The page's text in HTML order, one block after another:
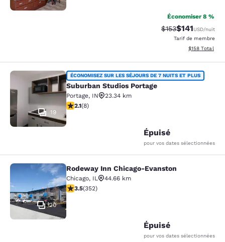
Économiser 8 %
Tarif barré :
$153Tarif réduit :
$141USD/nuit
Tarif de membre
Afficher les
$158 Total
Suburban Studios Portage
19
ÉCONOMISEZ SUR LES SÉJOURS DE 7 NUITS ET PLUS
Suburban Studios Portage
Portage, IN
23.34 km
2.12 étoiles. Moyen. 8 commentaires
2.1(8)
Épuisé
pour vos dates sélectionnées
Rodeway Inn Chicago-Evanston
20
Rodeway Inn Chicago-Evanston
Chicago, IL
44.66 km
3.47 étoiles. Bien. 352 commentaires
3.5(352)
Épuisé
pour vos dates sélectionnées